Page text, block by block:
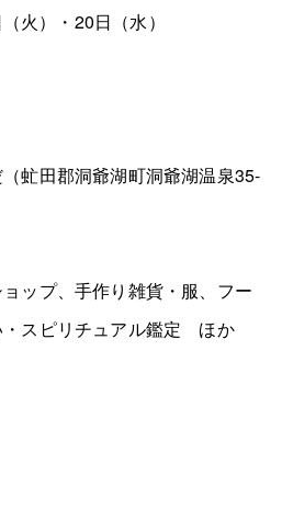
火）・20日（水）
虻田郡洞爺湖町洞爺湖温泉35-
ップ、手作り雑貨・服、フー
・スピリチュアル鑑定 ほか